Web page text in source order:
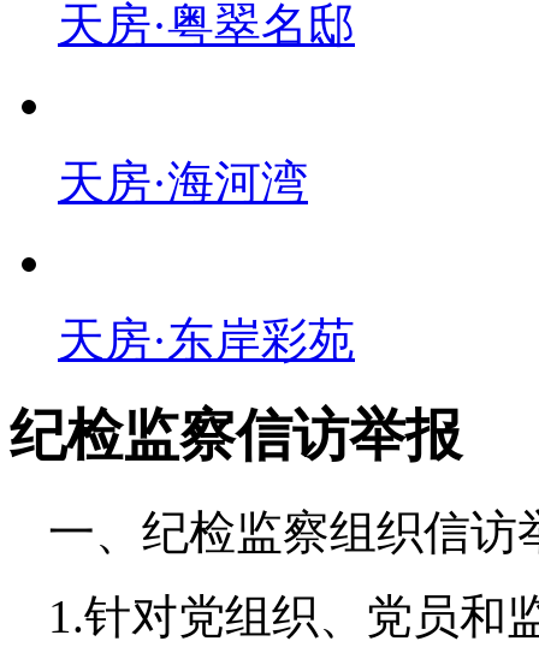
天房·粤翠名邸
天房·海河湾
天房·东岸彩苑
纪检监察信访举报
一、纪检监察组织信访
1.针对党组织、党员和